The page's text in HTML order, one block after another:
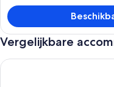
Vergelijkbare
The River House -